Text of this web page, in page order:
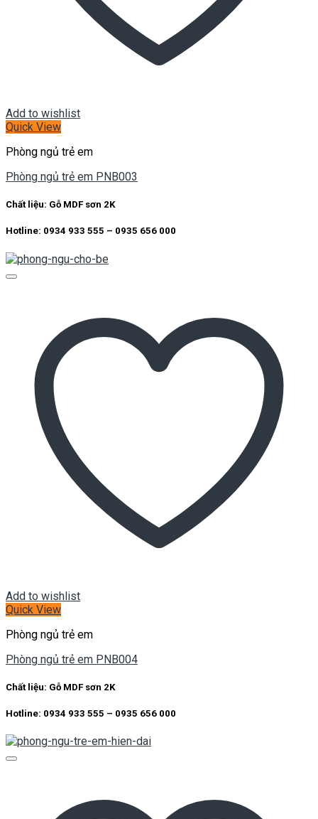
Add to wishlist
Quick View
Phòng ngủ trẻ em
Phòng ngủ trẻ em PNB003
Chất liệu: Gỗ MDF sơn 2K
Hotline: 0934 933 555 – 0935 656 000
Add to wishlist
Quick View
Phòng ngủ trẻ em
Phòng ngủ trẻ em PNB004
Chất liệu: Gỗ MDF sơn 2K
Hotline: 0934 933 555 – 0935 656 000